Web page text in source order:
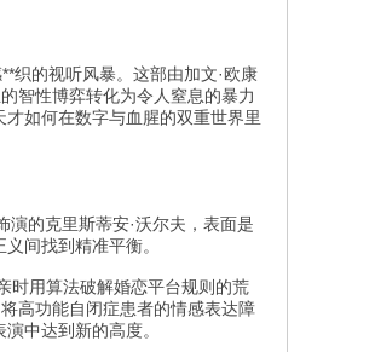
织的视听风暴。这部由加文·欧康
智性博弈转化为令人窒息的暴力
如何在数字与血腥的双重世界里
的克里斯蒂安·沃尔夫，表面是
间找到精准平衡。
时用算法破解婚恋平台规则的荒
高功能自闭症患者的情感表达障
中达到新的高度。